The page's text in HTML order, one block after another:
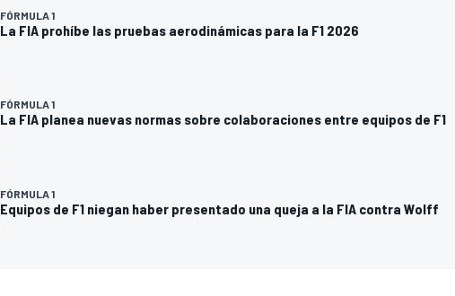
FÓRMULA 1
La FIA prohíbe las pruebas aerodinámicas para la F1 2026
FÓRMULA 1
La FIA planea nuevas normas sobre colaboraciones entre equipos de F1
FÓRMULA 1
Equipos de F1 niegan haber presentado una queja a la FIA contra Wolff